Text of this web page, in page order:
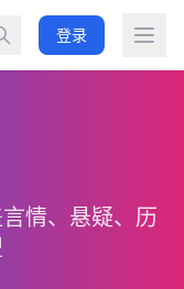
登录
情、悬疑、历